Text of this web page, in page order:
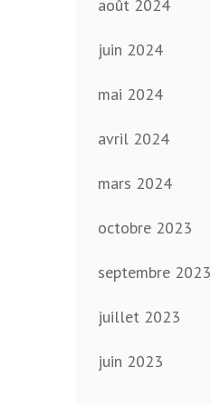
août 2024
juin 2024
mai 2024
avril 2024
mars 2024
octobre 2023
septembre 2023
juillet 2023
juin 2023